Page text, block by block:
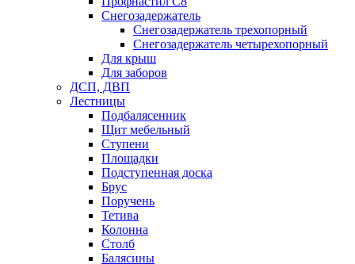
Снегозадержатель
Снегозадержатель трехопорный
Снегозадержатель четырехопорный
Для крыш
Для заборов
ДСП, ДВП
Лестницы
Подбалясенник
Щит мебельный
Ступени
Площадки
Подступенная доска
Брус
Поручень
Тетива
Колонна
Столб
Балясины